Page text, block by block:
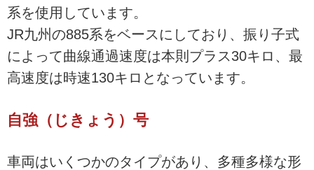
系を使用しています。
JR九州の885系をベースにしており、振り子式
によって曲線通過速度は本則プラス30キロ、最
高速度は時速130キロとなっています。
自強（じきょう）号
車両はいくつかのタイプがあり、多種多様な形